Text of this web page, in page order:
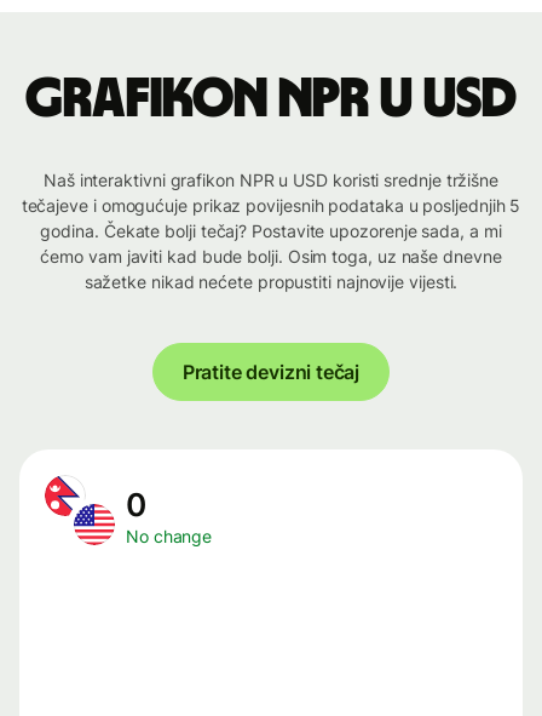
Grafikon NPR u USD
Naš interaktivni grafikon NPR u USD koristi srednje tržišne
tečajeve i omogućuje prikaz povijesnih podataka u posljednjih 5
godina. Čekate bolji tečaj? Postavite upozorenje sada, a mi
ćemo vam javiti kad bude bolji. Osim toga, uz naše dnevne
sažetke nikad nećete propustiti najnovije vijesti.
Pratite devizni tečaj
0
No change